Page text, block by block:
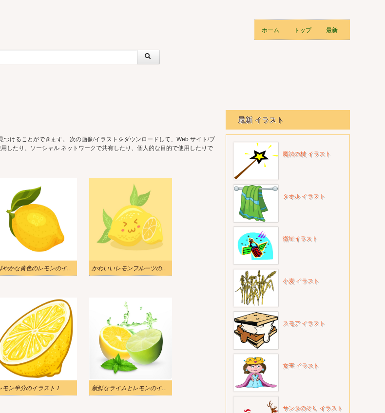
ホーム トップ 最新
つけることができます。 次の画像/イラストをダウンロードして、Web サイト/ブ
したり、ソーシャル ネットワークで共有したり、個人的な目的で使用したりで
鮮やかな黄色のレモンのイラスト かわいいレモンフルーツのイラスト
モン半分のイラスト 1 新鮮なライムとレモンのイラスト
最新 イラスト
魔法の杖 イラスト
タオル イラスト
衛星イラスト
小麦 イラスト
スモア イラスト
女王 イラスト
サンタのそり イラスト